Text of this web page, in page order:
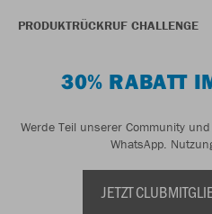
PRODUKTRÜCKRUF CHALLENGE
30% RABATT
Werde Teil unserer Community
WhatsApp.
JETZT